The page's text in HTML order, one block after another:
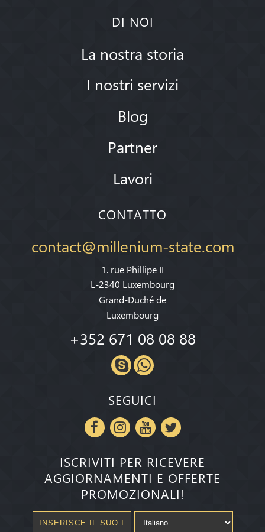
DI NOI
La nostra storia
I nostri servizi
Blog
Partner
Lavori
CONTATTO
contact@millenium-state.com
1. rue Phillipe II
L-2340 Luxembourg
Grand-Duché de
Luxembourg
+352 671 08 08 88
SEGUICI
ISCRIVITI PER RICEVERE
AGGIORNAMENTI E OFFERTE
PROMOZIONALI!